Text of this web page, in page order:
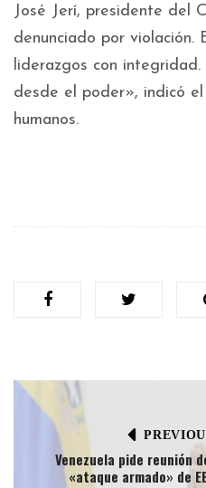
José Jerí, presidente del
denunciado por violación.
liderazgos con
desde el poder», indicó
humanos.
Venezuela pide reunión
«ataque armado» de